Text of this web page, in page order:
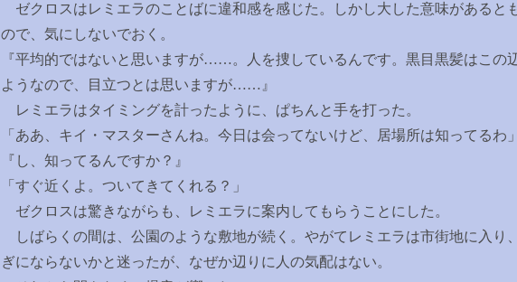
ゼクロスはレミエラのことばに違和感を感じた。しかし大した意味があると
ので、気にしないでおく。
『平均的ではないと思いますが……。人を捜しているんです。黒目黒髪はこの
ようなので、目立つとは思いますが…… 』
レミエラはタイミングを計ったように、ぱちんと手を打った。
「ああ、キイ・マスターさんね。今日は会ってないけど、居場所は知ってるわ
『し、知ってるんですか？』
「すぐ近くよ。ついてきてくれる？」
ゼクロスは驚きながらも、レミエラに案内してもらうことにした。
しばらくの間は、公園のような敷地が続く。やがてレミエラは市街地に入り
ぎにならないかと迷ったが、なぜか辺りに人の気配はない。